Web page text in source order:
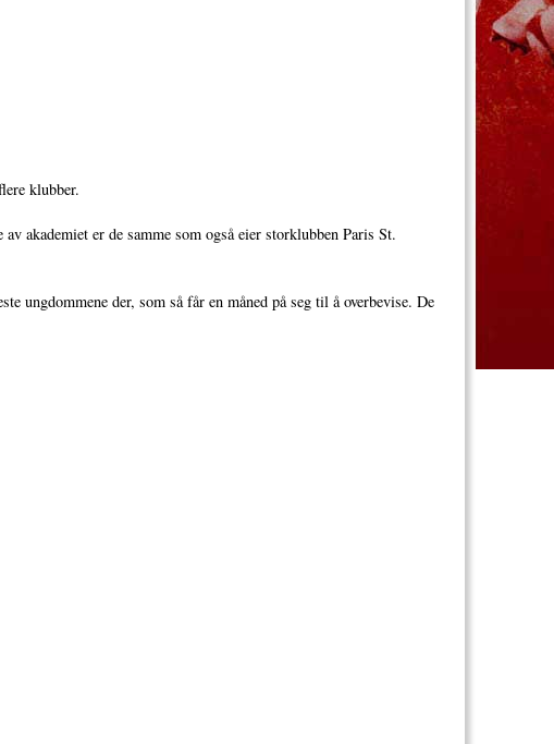
klubber.
akademiet er de samme som også eier storklubben Paris St.
ungdommene der, som så får en måned på seg til å overbevise. De